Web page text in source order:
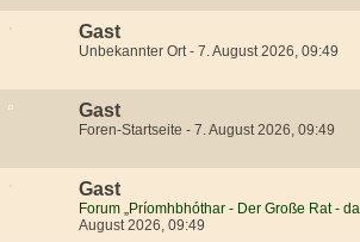
Gast
Unbekannter Ort - 7. August 2026, 09:49
Gast
Foren-Startseite - 7. August 2026, 09:49
Gast
Forum „Príomhbhóthar - Der Große Rat -
August 2026, 09:49